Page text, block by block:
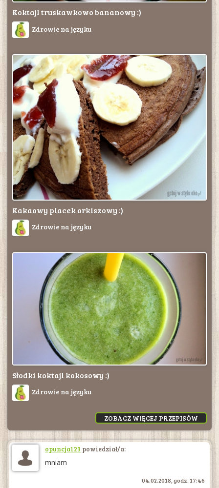
Koktajl truskawkowo bananowy :)
Zdrowie na języku
Kakaowy placek orkiszowy :)
Zdrowie na języku
Słodki koktajl kokosowy :)
Zdrowie na języku
ZOBACZ WIĘCEJ PRZEPISÓW
opuncja123 powiedział/a:
mniam
04.02.2018, godz. 17:46